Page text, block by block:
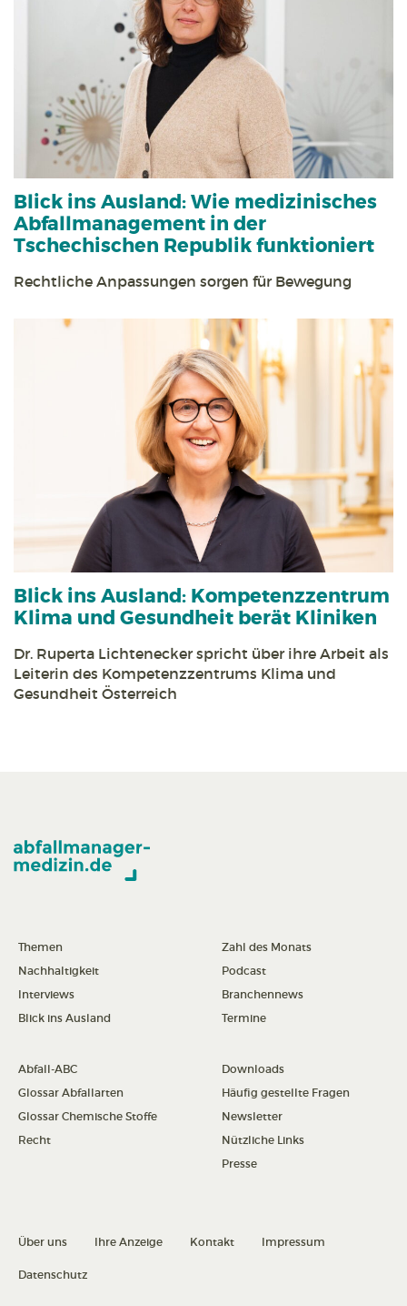
Blick ins Ausland:Wie medizinisches
Abfall­management in der
Tschechischen Republik funktioniert
Rechtliche Anpassungen sorgen für Bewegung
Blick ins Ausland: Kompetenz­zentrum
Klima und Gesundheit berät Kliniken
Dr. Ruperta Lichtenecker spricht über ihre Arbeit als
Leiterin des Kompetenz­zentrums Klima und
Gesundheit Österreich
Themen
Nachhaltigkeit
Interviews
Blick ins Ausland
Zahl des Monats
Podcast
Branchennews
Termine
Abfall-ABC
Glossar Abfallarten
Glossar Chemische Stoffe
Recht
Downloads
Häufig gestellte Fragen
Newsletter
Nützliche Links
Presse
Über uns Ihre Anzeige Kontakt Impressum
Datenschutz